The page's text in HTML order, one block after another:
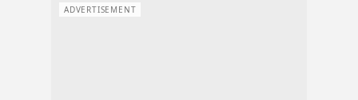
ADVERTISEMENT